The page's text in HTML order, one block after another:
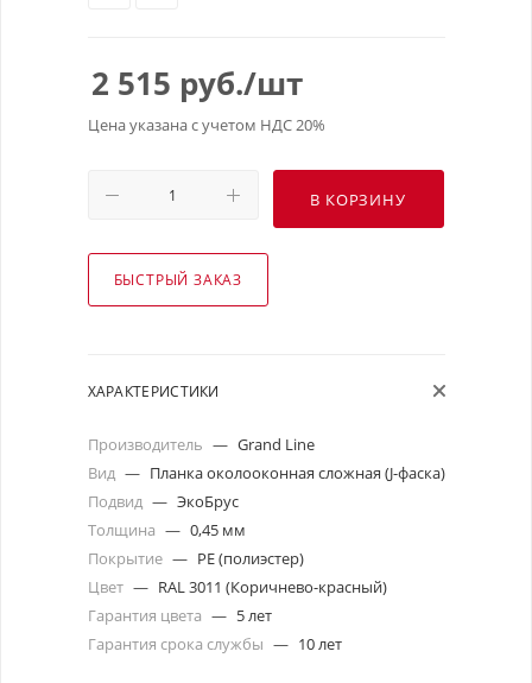
2 515 руб./шт
Цена указана с учетом НДС 20%
В КОРЗИНУ
БЫСТРЫЙ ЗАКАЗ
ХАРАКТЕРИСТИКИ
Производитель — Grand Line
Вид — Планка околооконная сложная (J-фаска)
Подвид — ЭкоБрус
Толщина — 0,45 мм
Покрытие — PE (полиэстер)
Цвет — RAL 3011 (Коричнево-красный)
Гарантия цвета — 5 лет
Гарантия срока службы — 10 лет